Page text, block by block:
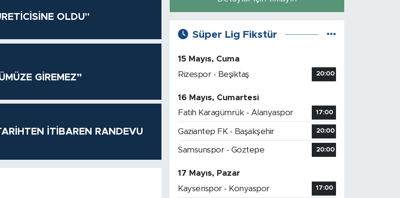
OLDU"
GİREMEZ”
İTİBAREN RANDEVU
Süper Lig Fikstür
15 Mayıs, Cuma
Rizespor - Beşiktaş
20:00
16 Mayıs, Cumartesi
Fatih Karagümrük - Alanyaspor
17:00
Gaziantep FK - Başakşehir 20:00
Samsunspor - Göztepe 20:00
17 Mayıs, Pazar
Kayserispor - Konyaspor
17:00